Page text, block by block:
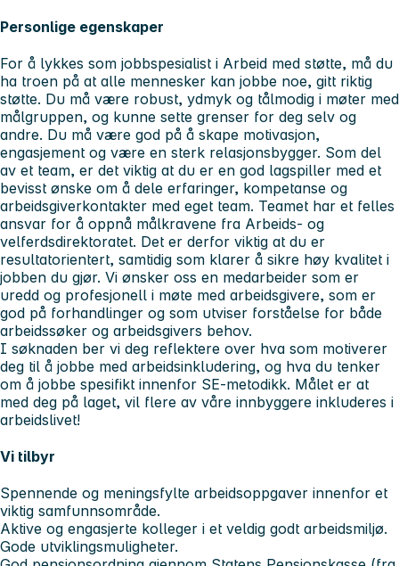
Personlige egenskaper
For å lykkes som jobbspesialist i Arbeid med støtte, må du
ha troen på at alle mennesker kan jobbe noe, gitt riktig
støtte. Du må være robust, ydmyk og tålmodig i møter med
målgruppen, og kunne sette grenser for deg selv og
andre. Du må være god på å skape motivasjon,
engasjement og være en sterk relasjonsbygger. Som del
av et team, er det viktig at du er en god lagspiller med et
bevisst ønske om å dele erfaringer, kompetanse og
arbeidsgiverkontakter med eget team. Teamet har et felles
ansvar for å oppnå målkravene fra Arbeids- og
velferdsdirektoratet. Det er derfor viktig at du er
resultatorientert, samtidig som klarer å sikre høy kvalitet i
jobben du gjør. Vi ønsker oss en medarbeider som er
uredd og profesjonell i møte med arbeidsgivere, som er
god på forhandlinger og som utviser forståelse for både
arbeidssøker og arbeidsgivers behov.
I søknaden ber vi deg reflektere over hva som motiverer
deg til å jobbe med arbeidsinkludering, og hva du tenker
om å jobbe spesifikt innenfor SE-metodikk. Målet er at
med deg på laget, vil flere av våre innbyggere inkluderes i
arbeidslivet!
Vi tilbyr
Spennende og meningsfylte arbeidsoppgaver innenfor et
viktig samfunnsområde.
Aktive og engasjerte kolleger i et veldig godt arbeidsmiljø.
Gode utviklingsmuligheter.